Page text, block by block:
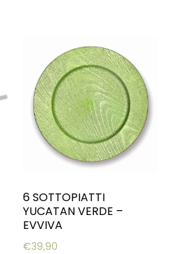
is: €7,00.
6 SOTTOPIATTI
YUCATAN VERDE –
EVVIVA
€39,90